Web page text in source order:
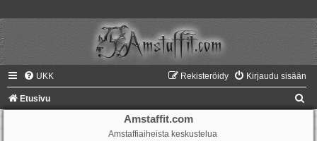
UKK Kirjaudu sisään
Rekisteröidy
Etusivu
Amstaffit.com
Amstaffiaiheista keskustelua